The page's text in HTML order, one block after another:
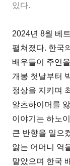
있다.
2024년 8월 베
펼쳐졌다. 한국
배우들이 주연
개봉 첫날부터
정상을 지키며
알츠하이머를
이야기는 하노
큰 반향을 일으
앓는 어머니 역
맡았으며 한국